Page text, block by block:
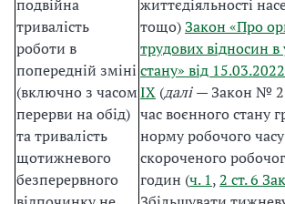
подвійна
тривалість
роботи в
попередній зміні
(включно з часом
перерви на обід)
та тривалість
щотижневого
безперервного
життєдіяльності
тощо)Закон «Про
трудових відносин
стану» від
IX (далі— Закон №
час воєнного стану
норму робочого
скороченого
годин (ч. 1,2 ст. 6